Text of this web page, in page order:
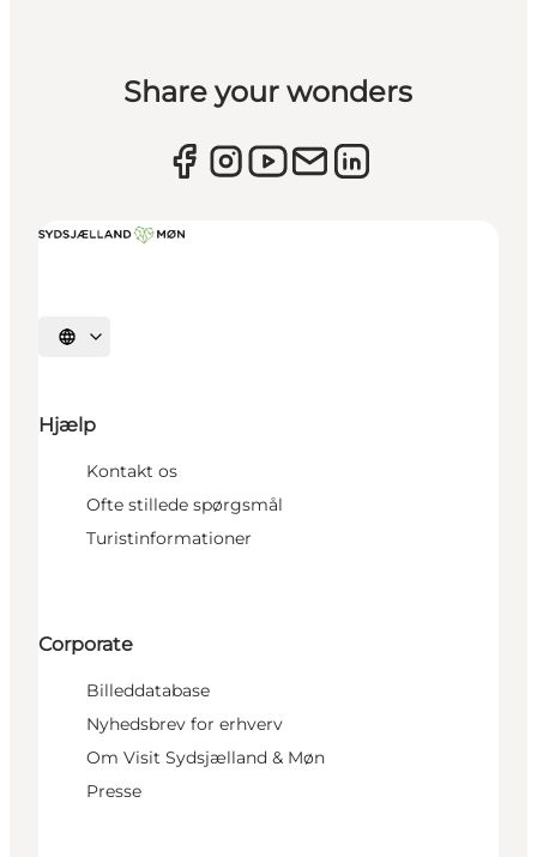
Share your wonders
Vælg sprog
Hjælp
Kontakt os
Ofte stillede spørgsmål
Turistinformationer
Corporate
Billeddatabase
Nyhedsbrev for erhverv
Om Visit Sydsjælland & Møn
Presse